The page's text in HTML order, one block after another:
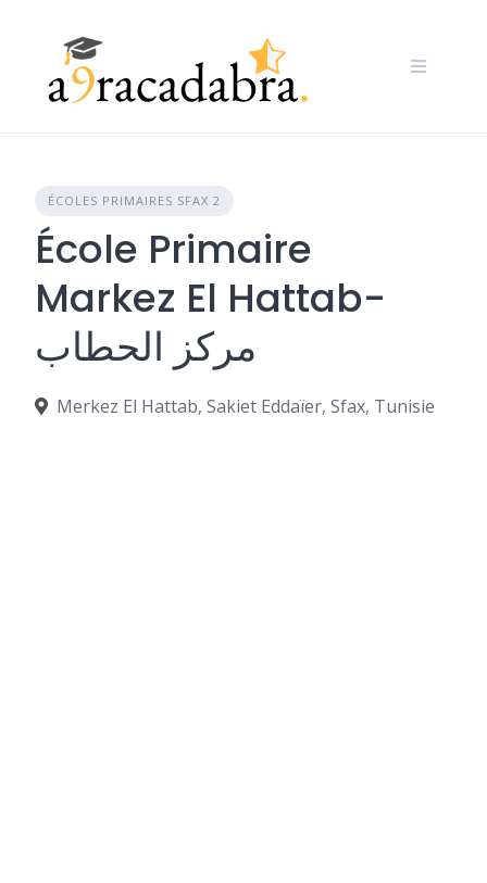
ÉCOLES PRIMAIRES SFAX 2
École Primaire
Markez El Hattab-
مركز الحطاب
Merkez El Hattab, Sakiet Eddaïer, Sfax, Tunisie